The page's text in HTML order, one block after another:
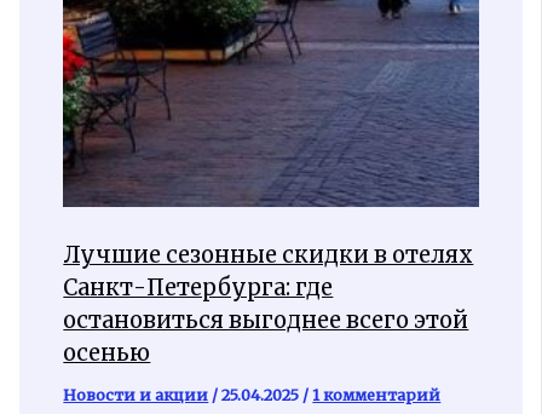
Лучшие сезонные скидки в отелях
Санкт-Петербурга: где
остановиться выгоднее всего этой
осенью
Новости и акции /25.04.2025 /1 комментарий